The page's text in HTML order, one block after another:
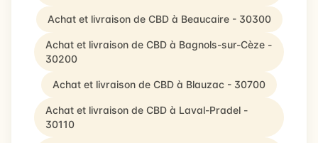
Achat et livraison de CBD à Beaucaire - 30300
Achat et livraison de CBD à Bagnols-sur-Cèze -
30200
Achat et livraison de CBD à Blauzac - 30700
Achat et livraison de CBD à Laval-Pradel -
30110